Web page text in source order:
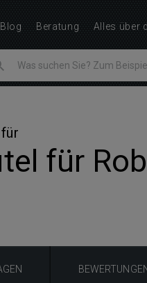
für
Blog Beratung Alles über